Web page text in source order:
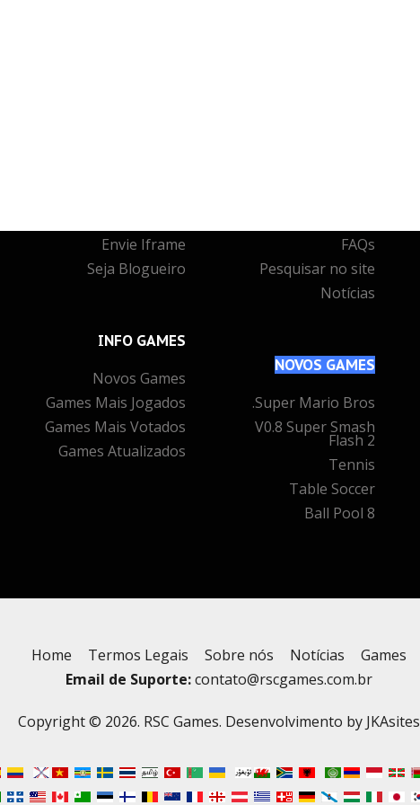
Envie Iframe
Seja Blogueiro
INFO GAMES
Novos Games
Games Mais Jogados
Games Mais Votados
Games Atualizados
FAQs
Pesquisar no site
Notícias
NOVOS GAMES
Super Mario Bros.
V0.8 Super Smash
Flash 2
Tennis
Table Soccer
8 Ball Pool
Home Termos Legais Sobre nós Notícias
Games
Email de Suporte:contato@rscgames.com.br
Copyright © 2026. RSC Games. Desenvolvimento by JKAsites